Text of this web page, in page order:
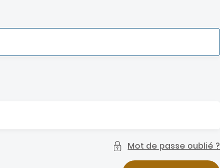
Mot de passe oublié ?